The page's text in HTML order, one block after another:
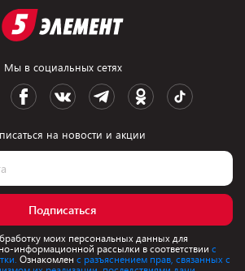
Мы в социальных сетях
на новости и акции
Подписаться
моих персональных данных для
информационной рассылки в соответствии с
Ознакомлен с разъяснением прав, связанных с